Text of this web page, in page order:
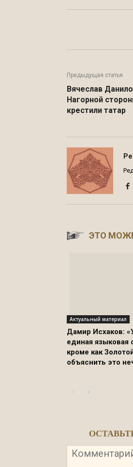
Предыдущая статья
Вячеслав
Нагорной
крестили татар
ЭТО
Актуальный материал
Дамир Исхаков:
единая языковая
кроме как
объяснить это